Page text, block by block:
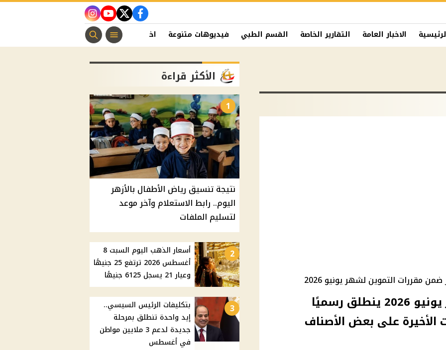
facebook
twitter
youtube
instagram
الاخبار العامة التقارير الخاصة القسم الطبي فيديوهات متنوعة اخبار الفن منوعات مسيحية
مقررات التموين لشهر يونيو 2026
صرف سلع التموين لشهر يونيو 2026 ينطلق رسميًا
الأخيرة على بعض الأصناف
الأكثر قراءة
1
نتيجة تنسيق رياض الأطفال بالأزهر
اليوم.. رابط الاستعلام وآخر موعد
لتسليم الملفات
2
أسعار الذهب اليوم السبت 8
أغسطس 2026 ترتفع 25 جنيهًا
وعيار 21 يسجل 6125 جنيهًا
3
بتكليفات الرئيس السيسي..
إيد واحدة تنطلق بمرحلة
جديدة لدعم 3 ملايين مواطن
في أغسطس